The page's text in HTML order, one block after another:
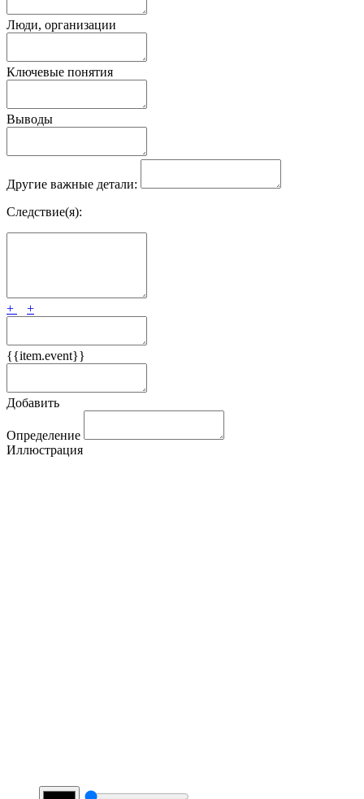
Люди, организации
Ключевые понятия
Выводы
Другие важные детали:
Следствие(я):
+ +
{{item.event}}
Добавить
Определение
Иллюстрация